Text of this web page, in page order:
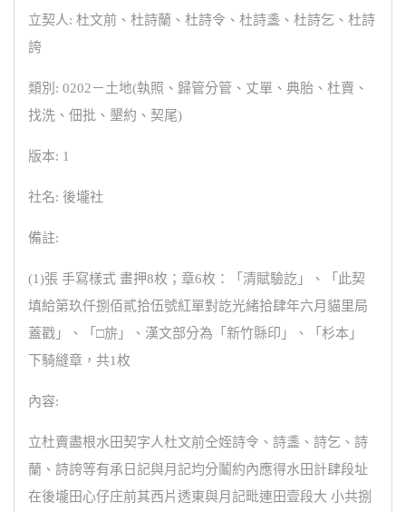
立契人: 杜文前、杜詩蘭、杜詩令、杜詩盞、杜詩乞、杜詩
誇
類別: 0202－土地(執照、歸管分管、丈單、典胎、杜賣、
找洗、佃批、墾約、契尾)
版本: 1
社名: 後壠社
備註:
(1)張 手寫樣式 畫押8枚；章6枚：「清賦驗訖」、「此契
填給第玖仟捌佰貳拾伍號紅單對訖光緒拾肆年六月貓里局
蓋戳」、「□旂」、漢文部分為「新竹縣印」、「杉本」
下騎縫章，共1枚
內容:
立杜賣盡根水田契字人杜文前仝姪詩令、詩盞、詩乞、詩
蘭、詩誇等有承日記與月記均分鬮約內應得水田計肆段址
在後壠田心仔庄前其西片透東與月記毗連田壹段大 小共捌